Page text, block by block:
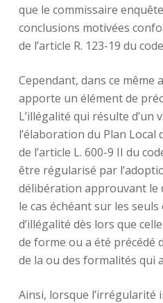
que le commissaire
conclusions motivées
de l’article R. 123-19 du
Cependant, dans ce même
apporte un élément de
L’illégalité qui résulte d’un
l’élaboration du Plan Local
de l’article L. 600-9 II du
être régularisé par
délibération approuvant le
le cas échéant sur les
d’illégalité dès lors que
de forme ou a été précédé
de la ou des formalités qui
Ainsi, lorsque l’irrégularité